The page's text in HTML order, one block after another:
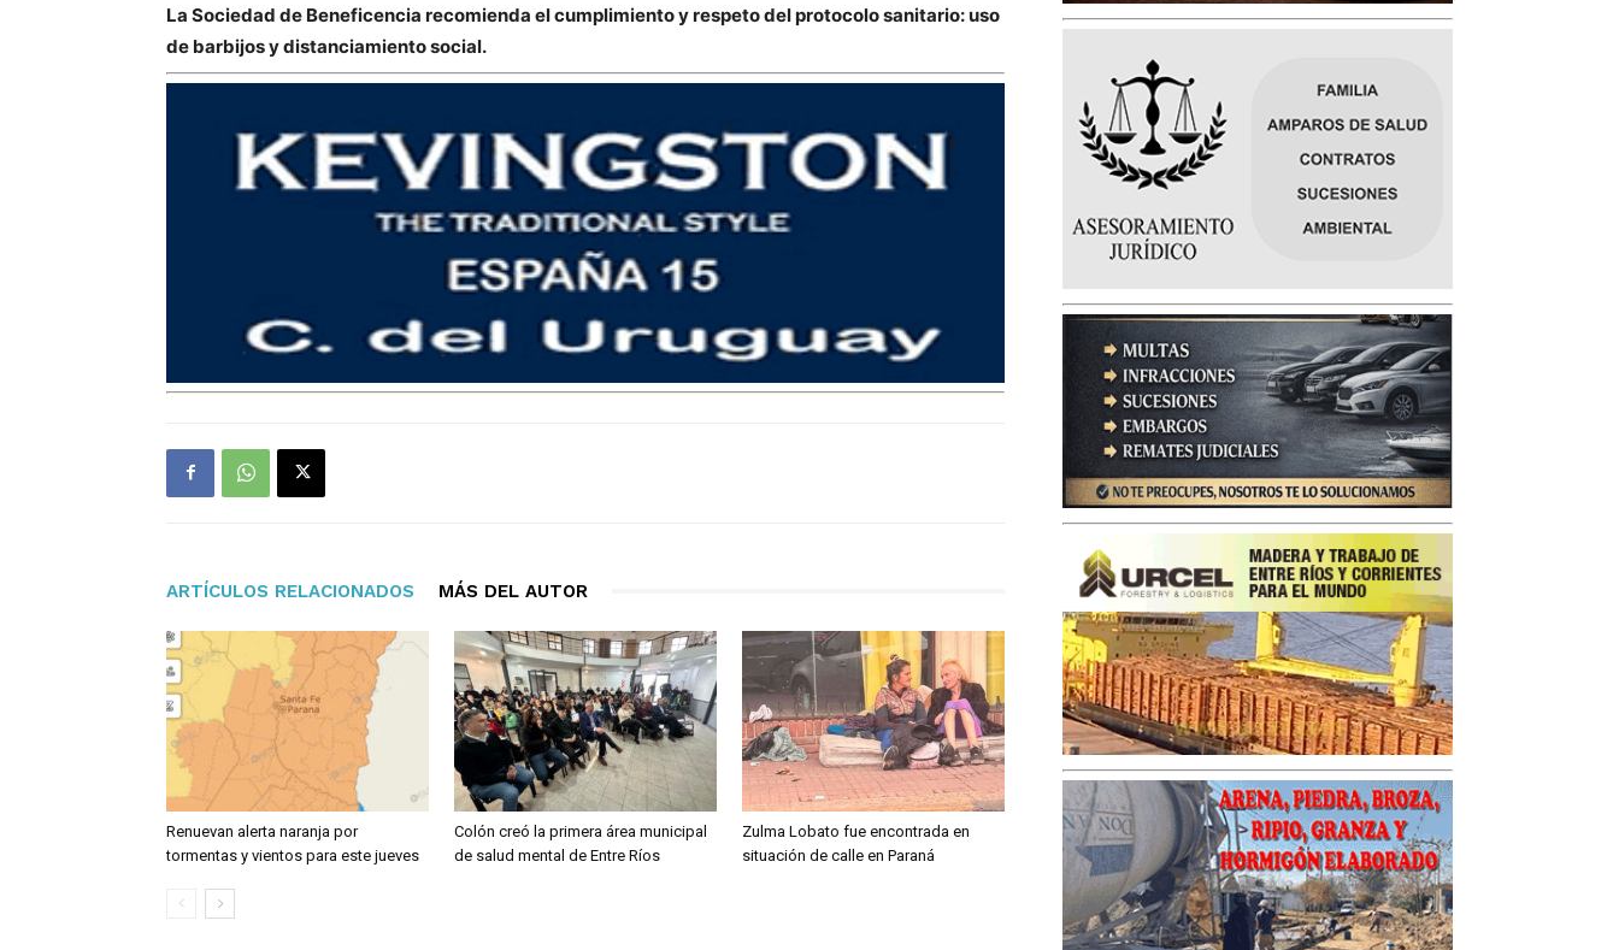
La Sociedad de Beneficencia recomienda el cumplimiento y respeto del protocolo sanitario: uso
de barbijos y distanciamiento social.
ARTÍCULOS RELACIONADOS MÁS DEL AUTOR
Renuevan alerta naranja por
tormentas y vientos para este jueves
Colón creó la primera área municipal
de salud mental de Entre Ríos
Zulma Lobato fue encontrada en
situación de calle en Paraná